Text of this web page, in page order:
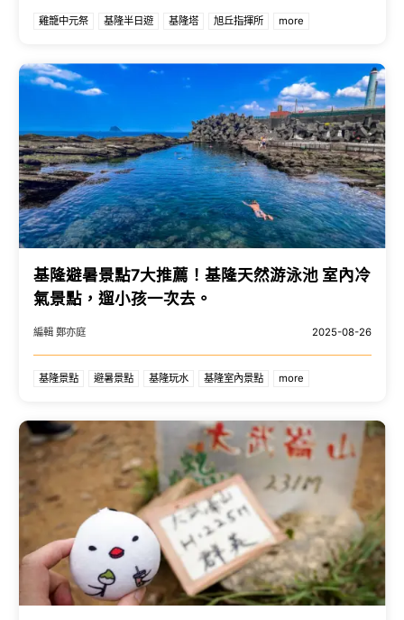
雞籠中元祭 基隆半日遊 基隆塔 旭丘指揮所 more
基隆避暑景點7大推薦！基隆天然游泳池 室內冷
氣景點，遛小孩一次去。
編輯 鄭亦庭 2025-08-26
基隆景點 避暑景點 基隆玩水 基隆室內景點 more